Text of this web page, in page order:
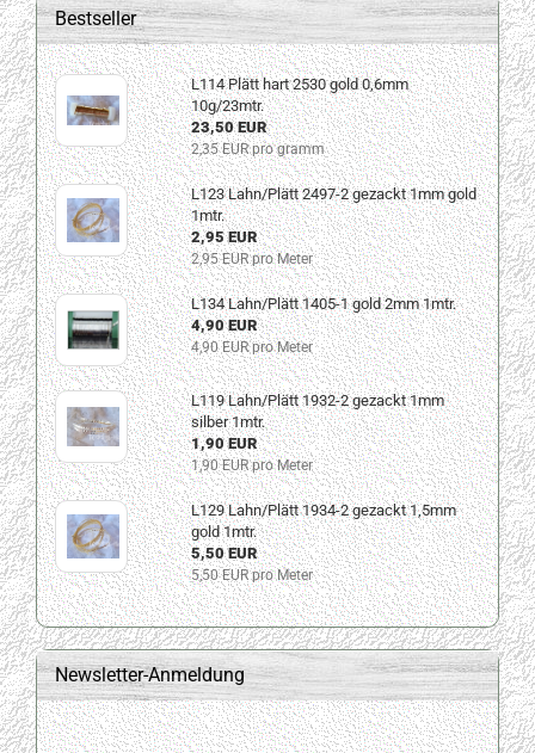
Bestseller
L114 Plätt hart 2530 gold 0,6mm
10g/23mtr.
23,50 EUR
2,35 EUR pro gramm
L123 Lahn/Plätt 2497-2 gezackt 1mm gold
1mtr.
2,95 EUR
2,95 EUR pro Meter
L134 Lahn/Plätt 1405-1 gold 2mm 1mtr.
4,90 EUR
4,90 EUR pro Meter
L119 Lahn/Plätt 1932-2 gezackt 1mm
silber 1mtr.
1,90 EUR
1,90 EUR pro Meter
L129 Lahn/Plätt 1934-2 gezackt 1,5mm
gold 1mtr.
5,50 EUR
5,50 EUR pro Meter
Newsletter-Anmeldung